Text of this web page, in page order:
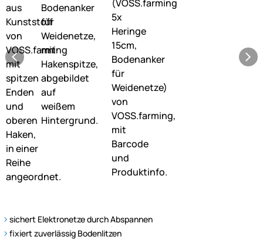
sichert Elektronetze durch Abspannen
fixiert zuverlässig Bodenlitzen